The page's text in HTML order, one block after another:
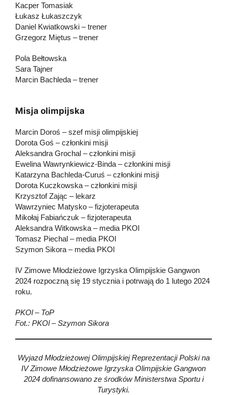
Kacper Tomasiak
Łukasz Łukaszczyk
Daniel Kwiatkowski – trener
Grzegorz Miętus – trener
Pola Bełtowska
Sara Tajner
Marcin Bachleda – trener
Misja olimpijska
Marcin Doroś – szef misji olimpijskiej
Dorota Goś – członkini misji
Aleksandra Grochal – członkini misji
Ewelina Wawrynkiewicz-Binda – członkini misji
Katarzyna Bachleda-Curuś – członkini misji
Dorota Kuczkowska – członkini misji
Krzysztof Zając – lekarz
Wawrzyniec Matysko – fizjoterapeuta
Mikołaj Fabiańczuk – fizjoterapeuta
Aleksandra Witkowska – media PKOl
Tomasz Piechal – media PKOl
Szymon Sikora – media PKOl
IV Zimowe Młodzieżowe Igrzyska Olimpijskie Gangwon
2024 rozpoczną się 19 stycznia i potrwają do 1 lutego 2024
roku.
PKOl – ToP
Fot.: PKOl – Szymon Sikora
Wyjazd Młodzieżowej Olimpijskiej Reprezentacji Polski na
IV Zimowe Młodzieżowe Igrzyska Olimpijskie Gangwon
2024 dofinansowano ze środków Ministerstwa Sportu i
Turystyki.